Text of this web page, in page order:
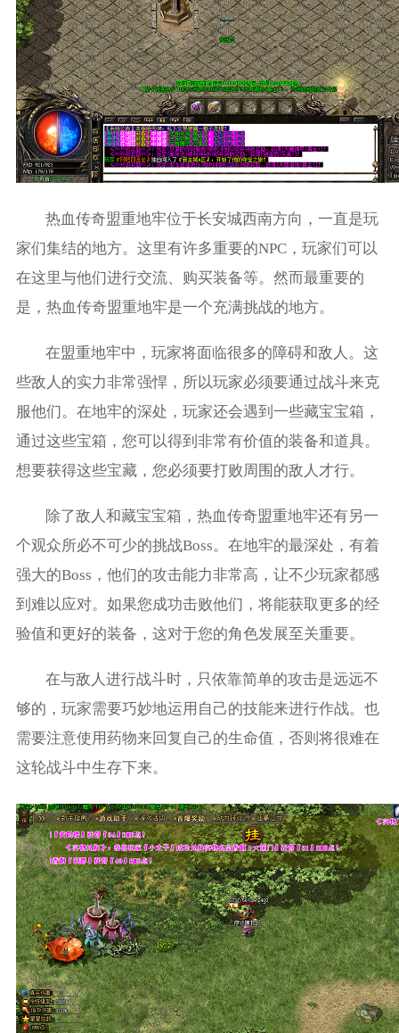
热血传奇盟重地牢位于长安城西南方向，一直是玩
家们集结的地方。这里有许多重要的NPC，玩家们可以
在这里与他们进行交流、购买装备等。然而最重要的
是，热血传奇盟重地牢是一个充满挑战的地方。
在盟重地牢中，玩家将面临很多的障碍和敌人。这
些敌人的实力非常强悍，所以玩家必须要通过战斗来克
服他们。在地牢的深处，玩家还会遇到一些藏宝宝箱，
通过这些宝箱，您可以得到非常有价值的装备和道具。
想要获得这些宝藏，您必须要打败周围的敌人才行。
除了敌人和藏宝宝箱，热血传奇盟重地牢还有另一
个观众所必不可少的挑战Boss。在地牢的最深处，有着
强大的Boss，他们的攻击能力非常高，让不少玩家都感
到难以应对。如果您成功击败他们，将能获取更多的经
验值和更好的装备，这对于您的角色发展至关重要。
在与敌人进行战斗时，只依靠简单的攻击是远远不
够的，玩家需要巧妙地运用自己的技能来进行作战。也
需要注意使用药物来回复自己的生命值，否则将很难在
这轮战斗中生存下来。